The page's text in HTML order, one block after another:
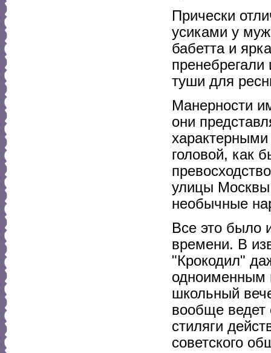
Прически
усиками у
бабетта и
туши для
Манерности
они
головой, как
улицы
необычные
Все это было
времени. В
"Крокодил"
одноименным
школьный
вообще
стиляги
советского